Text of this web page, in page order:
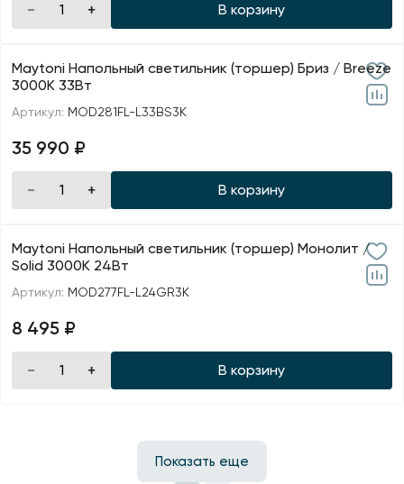
В корзину
Maytoni Напольный светильник (торшер) Бриз / Breeze
3000К 33Вт
Артикул: MOD281FL-L33BS3K
35 990 ₽
В корзину
Maytoni Напольный светильник (торшер) Монолит /
Solid 3000К 24Вт
Артикул: MOD277FL-L24GR3K
8 495 ₽
В корзину
Показать еще